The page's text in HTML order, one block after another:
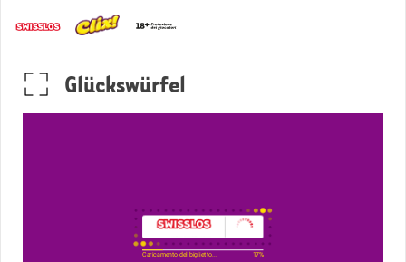
Glückswürfel
Caricamento del biglietto... 17%